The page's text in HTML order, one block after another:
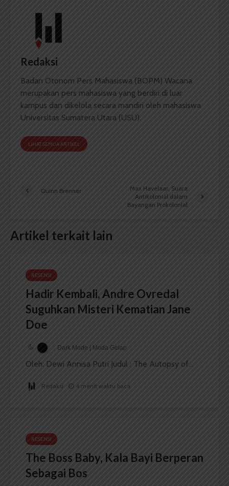
Redaksi
Badan Otonom Pers Mahasiswa (BOPM) Wacana
merupakan pers mahasiswa yang berdiri di luar
kampus dan dikelola secara mandiri oleh mahasiswa
Universitas Sumatera Utara (USU).
LIHAT SEMUA ARTIKEL
Quinn Brenner
Max Havelaar, Suara
Antikolonial dalam
Bayangan Prokolonial
Artikel terkait lain
RESENSI
Hadir Kembali, Andre Ovredal
Suguhkan Misteri Kematian Jane
Doe
Dark Mode | Moda Gelap
Oleh: Dewi Annisa Putri Judul : The Autopsy of...
Redaksi 4 menit waktu baca
RESENSI
The Boss Baby, Kala Bayi Berperan
Sebagai Bos